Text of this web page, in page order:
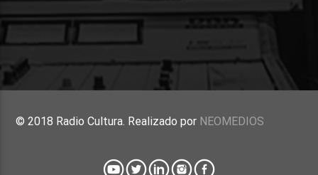
© 2018 Radio Cultura. Realizado por NEOMEDIOS